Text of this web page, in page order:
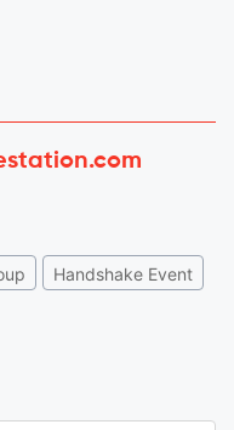
Handshake Event